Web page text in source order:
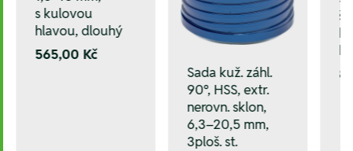
s kulovou
hlavou, dlouhý
565,00 Kč
Sada kuž. záhl.
90°, HSS, extr.
nerovn. sklon,
6,3–20,5 mm,
3ploš. st.